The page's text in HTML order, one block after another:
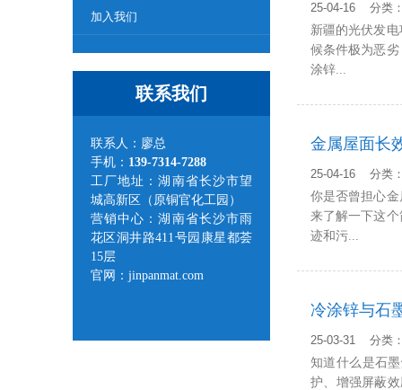
加入我们
联系我们
联系人：廖总
手机： 139-7314-7288
工厂地址：湖南省长沙市望
城高新区（原铜官化工园）
营销中心：湖南省长沙市雨
花区洞井路411号园康星都荟
15层
官网：jinpanmat.com
25-04-16 分类
新疆的光伏发
候条件极为恶
涂锌...
金属屋面长
25-04-16 分类
你是否曾担心
来了解一下这
迹和污...
冷涂锌与石
25-03-31 分类
知道什么是石
护、增强屏蔽